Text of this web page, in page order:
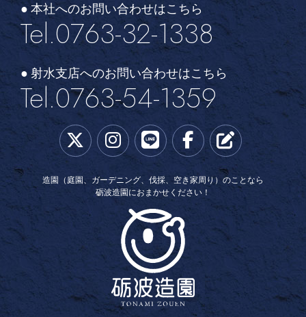
● 本社へのお問い合わせはこちら
Tel.0763-32-1338
● 射水支店へのお問い合わせはこちら
Tel.0763-54-1359
造園（庭園、ガーデニング、伐採、空き家周り）のことなら
砺波造園におまかせください！
砺波造園土木株式会社